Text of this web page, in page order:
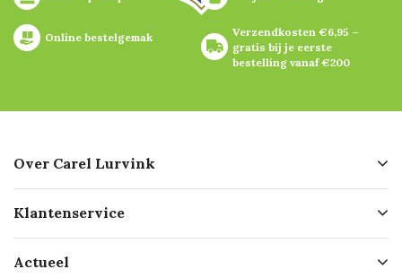
Online bestelgemak
Verzendkosten €6,95 –
gratis bij je eerste
bestelling vanaf €200
Over Carel Lurvink
Geschiedenis
Missie
Klantenservice
Bezorgen
Actueel